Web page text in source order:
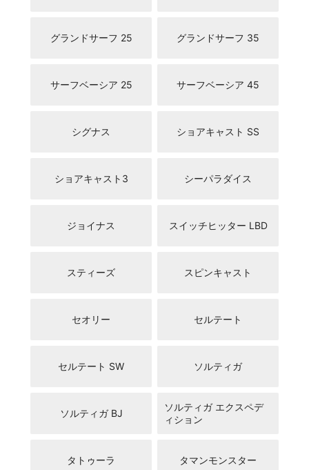
グランドサーフ 25 グランドサーフ 35
サーフベーシア 25 サーフベーシア 45
シグナス ショアキャスト SS
ショアキャスト3 シーパラダイス
ジョイナス スイッチヒッター LBD
スティーズ スピンキャスト
セオリー セルテート
セルテート SW ソルティガ
ソルティガ BJ
ソルティガ エクスペデ
ィション
タトゥーラ タマンモンスター